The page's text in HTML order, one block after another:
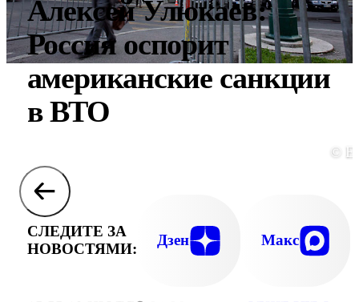
Алексей Улюкаев:
Россия оспорит
американские санкции
в ВТО
©
СЛЕДИТЕ ЗА
НОВОСТЯМИ:
Дзен Макс